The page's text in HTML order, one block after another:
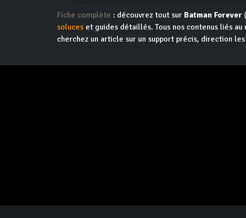
Fiche complète : découvrez tout sur Batman Forever
soluces et guides détaillés. Tous nos contenus liés
cherchez un article sur un support précis, direction les